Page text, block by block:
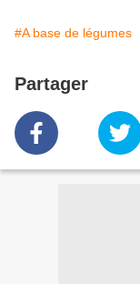
#A base de légumes
Partager